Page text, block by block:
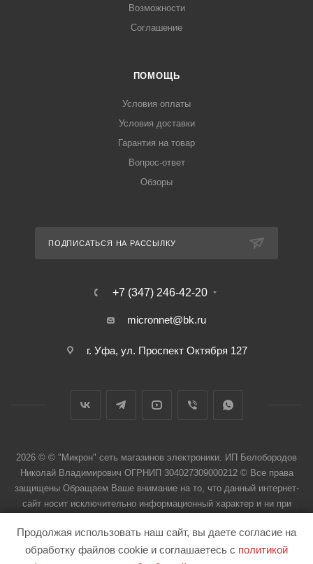
Возможности
Соглашение
ПОМОЩЬ
Условия оплаты
Условия доставки
Гарантия на товар
Вопрос-ответ
Обзоры
ПОДПИСАТЬСЯ НА РАССЫЛКУ
+7 (347) 246-42-20
micronnet@bk.ru
г. Уфа, ул. Проспект Октября 127
2026 © © "Микрон" сеть магазинов электроники. ИП Белобородов
Николай Владимирович ОГРНИП 304027309000212 © Все права
защищены Обращаем Ваше внимание на то, что данный интернет-
сайт носит исключительно информационный характер и ни при
Продолжая использовать наш сайт, вы даете согласие на
обработку файлов cookie и соглашаетесь с политикой